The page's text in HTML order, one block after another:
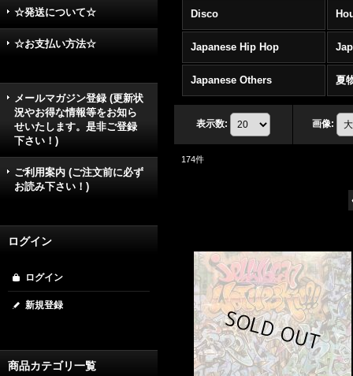
☆発送について☆
☆お支払い方法☆
メールマガジン登録 (更新状
況やお得な情報等をお知ら
せいたします。是非ご登録
下さい！)
ご利用案内 (ご注文前に必ず
お読み下さい！)
ログイン
ログイン
新規登録
商品カテゴリ一覧
Disco
Japanese Hip Hop
Japanese Others 夏
表示数: 画像:
174件